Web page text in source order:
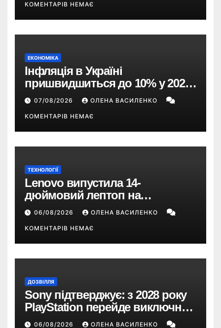
КОМЕНТАРІВ НЕМАЄ
ЕКОНОМІКА
Інфляція в Україні
пришвидшиться до 10% у 2026
році — прогноз НБУ
07/08/2026 ОЛЕНА ВАСИЛЕНКО
КОМЕНТАРІВ НЕМАЄ
ТЕХНОЛОГІЇ
Lenovo випустила 14-
дюймовий лептоп на
Snapdragon X2 з автономністю
понад 33 години
06/08/2026 ОЛЕНА ВАСИЛЕНКО
КОМЕНТАРІВ НЕМАЄ
ДОЗВІЛЛЯ
Sony підтверджує: з 2028 року
PlayStation перейде виключно
на цифрові ігри
06/08/2026 ОЛЕНА ВАСИЛЕНКО